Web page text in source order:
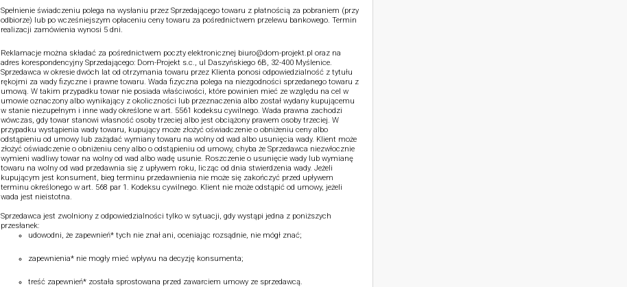
Spełnienie świadczeniu polega na wysłaniu przez Sprzedającego towaru z płatnością za pobraniem (przy
odbiorze) lub po wcześniejszym opłaceniu ceny towaru za pośrednictwem przelewu bankowego. Termin
realizacji zamówienia wynosi 5 dni.
Reklamacje można składać za pośrednictwem poczty elektronicznej biuro@dom-projekt.pl oraz na
adres korespondencyjny Sprzedającego: Dom-Projekt s.c., ul Daszyńskiego 6B, 32-400 Myślenice.
Sprzedawca w okresie dwóch lat od otrzymania towaru przez Klienta ponosi odpowiedzialność z tytułu
rękojmi za wady fizyczne i prawne towaru. Wada fizyczna polega na niezgodności sprzedanego towaru z
umową. W takim przypadku towar nie posiada właściwości, które powinien mieć ze względu na cel w
umowie oznaczony albo wynikający z okoliczności lub przeznaczenia albo został wydany kupującemu
w stanie niezupełnym i inne wady określone w art. 5561 kodeksu cywilnego. Wada prawna zachodzi
wówczas, gdy towar stanowi własność osoby trzeciej albo jest obciążony prawem osoby trzeciej. W
przypadku wystąpienia wady towaru, kupujący może złożyć oświadczenie o obniżeniu ceny albo
odstąpieniu od umowy lub zażądać wymiany towaru na wolny od wad albo usunięcia wady. Klient może
złożyć oświadczenie o obniżeniu ceny albo o odstąpieniu od umowy, chyba że Sprzedawca niezwłocznie
wymieni wadliwy towar na wolny od wad albo wadę usunie. Roszczenie o usunięcie wady lub wymianę
towaru na wolny od wad przedawnia się z upływem roku, licząc od dnia stwierdzenia wady. Jeżeli
kupującym jest konsument, bieg terminu przedawnienia nie może się zakończyć przed upływem
terminu określonego w art. 568 par 1. Kodeksu cywilnego. Klient nie może odstąpić od umowy, jeżeli
wada jest nieistotna.
Sprzedawca jest zwolniony z odpowiedzialności tylko w sytuacji, gdy wystąpi jedna z poniższych
przesłanek:
udowodni, że zapewnień* tych nie znał ani, oceniając rozsądnie, nie mógł znać;
zapewnienia* nie mogły mieć wpływu na decyzję konsumenta;
treść zapewnień* została sprostowana przed zawarciem umowy ze sprzedawcą.